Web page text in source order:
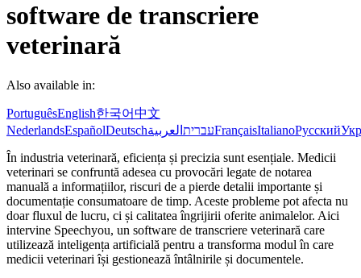
software de transcriere
veterinară
Also available in:
PortuguêsEnglish한국어中文
NederlandsEspañolDeutsch עברית العربية FrançaisItalianoРусский
În industria veterinară, eficiența și precizia sunt esențiale. Medicii
veterinari se confruntă adesea cu provocări legate de notarea
manuală a informațiilor, riscuri de a pierde detalii importante și
documentație consumatoare de timp. Aceste probleme pot afecta nu
doar fluxul de lucru, ci și calitatea îngrijirii oferite animalelor. Aici
intervine Speechyou, un software de transcriere veterinară care
utilizează inteligența artificială pentru a transforma modul în care
medicii veterinari își gestionează întâlnirile și documentele.